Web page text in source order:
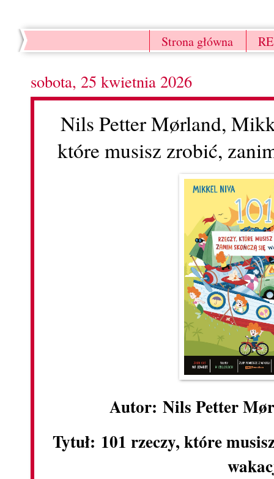
Strona główna
sobota, 25 kwietnia 2026
Nils Petter Mørland,
które musisz zrobić,
Autor: Nils Petter
Tytuł: 101 rzeczy, które